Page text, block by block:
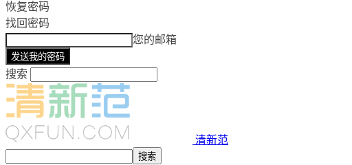
恢复密码
找回密码
您的邮箱
搜索
清新范